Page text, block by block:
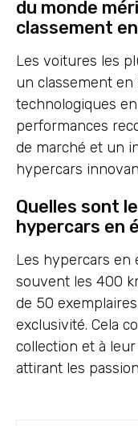
du monde
classement
Les voitures les
un classement en
technologiques
performances
de marché et un
hypercars
Quelles sont
hypercars en
Les hypercars en
souvent les 400
de 50
exclusivité. Cela
collection et à
attirant les